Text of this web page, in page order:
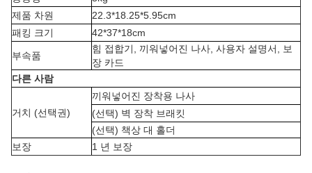
제품 차원
22.3*18.25*5.95cm
패킹 크기
42*37*18cm
부속품
힘 접합기, 끼워넣어진 나사, 사용자 설명서, 보
장 카드
다른 사람
거치 (선택권)
끼워넣어진 장착용 나사
(선택) 벽 장착 브래킷
(선택) 책상 대 홀더
보장
1 년 보장